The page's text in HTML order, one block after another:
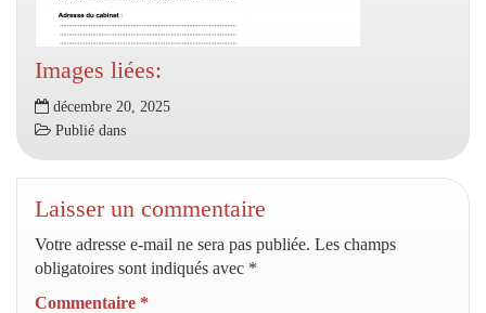
Images liées:
décembre 20, 2025
Publié dans
Laisser un commentaire
Votre adresse e-mail ne sera pas publiée. Les champs
obligatoires sont indiqués avec *
Commentaire *